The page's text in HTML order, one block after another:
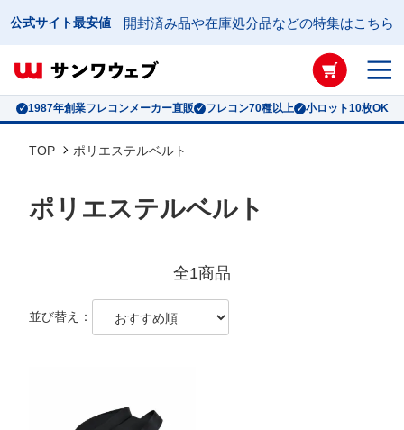
公式サイト最安値 開封済み品や在庫処分品などの特集はこちら
1987年創業フレコンメーカー直販 フレコン70種以上 小ロット10枚OK
TOP ポリエステルベルト
ポリエステルベルト
全1商品
並び替え：
フレコンバッグ絞り込み検索
形状
搬入口
排出口
高さ